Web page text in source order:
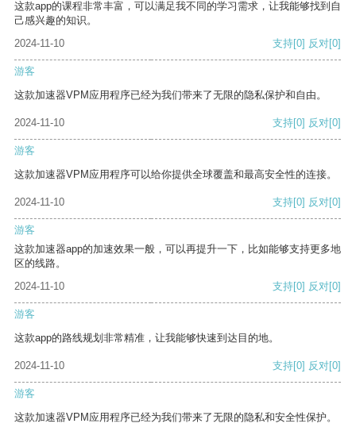
这款app的课程非常丰富，可以满足我不同的学习需求，让我能够找到自
己感兴趣的知识。
2024-11-10
支持[0] 反对[0]
游客
这款加速器VPM应用程序已经为我们带来了无限的隐私保护和自由。
2024-11-10 支持[0] 反对[0]
游客
这款加速器VPM应用程序可以给你提供全球覆盖和最高安全性的连接。
2024-11-10 支持[0] 反对[0]
游客
这款加速器app的加速效果一般，可以再提升一下，比如能够支持更多地
区的线路。
2024-11-10
支持[0] 反对[0]
游客
这款app的路线规划非常精准，让我能够快速到达目的地。
2024-11-10 支持[0] 反对[0]
游客
这款加速器VPM应用程序已经为我们带来了无限的隐私和安全性保护。